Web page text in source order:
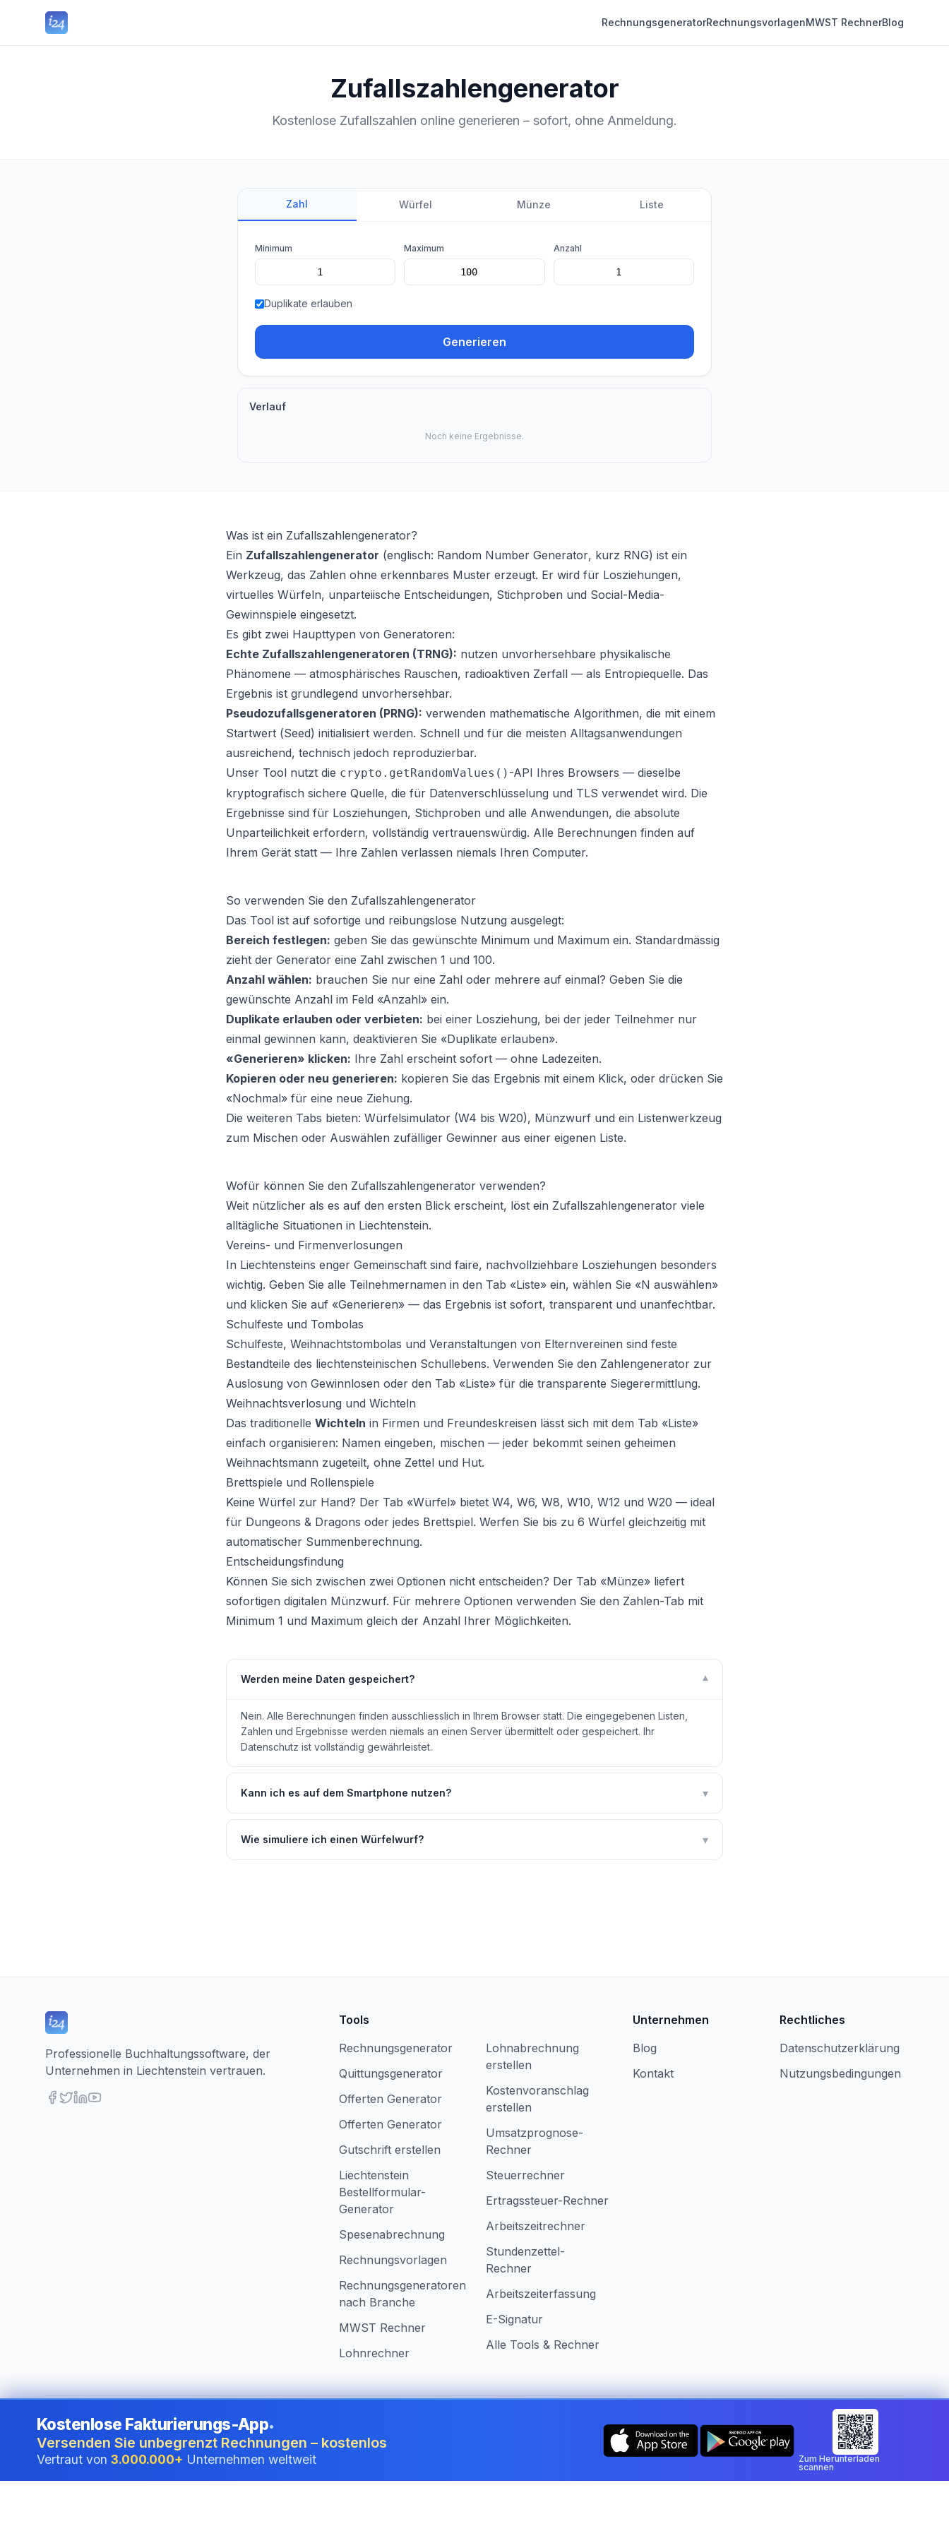
RechnungsgeneratorRechnungsvorlagenMWST RechnerBlog
Zufallszahlengenerator
Kostenlose Zufallszahlen online generieren – sofort, ohne Anmeldung.
Zahl Würfel Münze Liste
Minimum Maximum Anzahl
Duplikate erlauben
Generieren
Verlauf
Noch keine Ergebnisse.
Was ist ein Zufallszahlengenerator?
Ein Zufallszahlengenerator (englisch: Random Number Generator, kurz RNG) ist ein
Werkzeug, das Zahlen ohne erkennbares Muster erzeugt. Er wird für Losziehungen,
virtuelles Würfeln, unparteiische Entscheidungen, Stichproben und Social-Media-
Gewinnspiele eingesetzt.
Es gibt zwei Haupttypen von Generatoren:
Echte Zufallszahlengeneratoren (TRNG): nutzen unvorhersehbare physikalische
Phänomene — atmosphärisches Rauschen, radioaktiven Zerfall — als Entropiequelle. Das
Ergebnis ist grundlegend unvorhersehbar.
Pseudozufallsgeneratoren (PRNG): verwenden mathematische Algorithmen, die mit einem
Startwert (Seed) initialisiert werden. Schnell und für die meisten Alltagsanwendungen
ausreichend, technisch jedoch reproduzierbar.
Unser Tool nutzt die crypto.getRandomValues() -API Ihres Browsers — dieselbe
kryptografisch sichere Quelle, die für Datenverschlüsselung und TLS verwendet wird. Die
Ergebnisse sind für Losziehungen, Stichproben und alle Anwendungen, die absolute
Unparteilichkeit erfordern, vollständig vertrauenswürdig. Alle Berechnungen finden auf
Ihrem Gerät statt — Ihre Zahlen verlassen niemals Ihren Computer.
So verwenden Sie den Zufallszahlengenerator
Das Tool ist auf sofortige und reibungslose Nutzung ausgelegt:
Bereich festlegen: geben Sie das gewünschte Minimum und Maximum ein. Standardmässig
zieht der Generator eine Zahl zwischen 1 und 100.
Anzahl wählen: brauchen Sie nur eine Zahl oder mehrere auf einmal? Geben Sie die
gewünschte Anzahl im Feld «Anzahl» ein.
Duplikate erlauben oder verbieten: bei einer Losziehung, bei der jeder Teilnehmer nur
einmal gewinnen kann, deaktivieren Sie «Duplikate erlauben».
«Generieren» klicken: Ihre Zahl erscheint sofort — ohne Ladezeiten.
Kopieren oder neu generieren: kopieren Sie das Ergebnis mit einem Klick, oder drücken Sie
«Nochmal» für eine neue Ziehung.
Die weiteren Tabs bieten: Würfelsimulator (W4 bis W20), Münzwurf und ein Listenwerkzeug
zum Mischen oder Auswählen zufälliger Gewinner aus einer eigenen Liste.
Wofür können Sie den Zufallszahlengenerator verwenden?
Weit nützlicher als es auf den ersten Blick erscheint, löst ein Zufallszahlengenerator viele
alltägliche Situationen in Liechtenstein.
Vereins- und Firmenverlosungen
In Liechtensteins enger Gemeinschaft sind faire, nachvollziehbare Losziehungen besonders
wichtig. Geben Sie alle Teilnehmernamen in den Tab «Liste» ein, wählen Sie «N auswählen»
und klicken Sie auf «Generieren» — das Ergebnis ist sofort, transparent und unanfechtbar.
Schulfeste und Tombolas
Schulfeste, Weihnachtstombolas und Veranstaltungen von Elternvereinen sind feste
Bestandteile des liechtensteinischen Schullebens. Verwenden Sie den Zahlengenerator zur
Auslosung von Gewinnlosen oder den Tab «Liste» für die transparente Siegerermittlung.
Weihnachtsverlosung und Wichteln
Das traditionelle Wichteln in Firmen und Freundeskreisen lässt sich mit dem Tab «Liste»
einfach organisieren: Namen eingeben, mischen — jeder bekommt seinen geheimen
Weihnachtsmann zugeteilt, ohne Zettel und Hut.
Brettspiele und Rollenspiele
Keine Würfel zur Hand? Der Tab «Würfel» bietet W4, W6, W8, W10, W12 und W20 — ideal
für Dungeons & Dragons oder jedes Brettspiel. Werfen Sie bis zu 6 Würfel gleichzeitig mit
automatischer Summenberechnung.
Entscheidungsfindung
Können Sie sich zwischen zwei Optionen nicht entscheiden? Der Tab «Münze» liefert
sofortigen digitalen Münzwurf. Für mehrere Optionen verwenden Sie den Zahlen-Tab mit
Minimum 1 und Maximum gleich der Anzahl Ihrer Möglichkeiten.
Werden meine Daten gespeichert? ▾
Nein. Alle Berechnungen finden ausschliesslich in Ihrem Browser statt. Die eingegebenen Listen,
Zahlen und Ergebnisse werden niemals an einen Server übermittelt oder gespeichert. Ihr
Datenschutz ist vollständig gewährleistet.
Kann ich es auf dem Smartphone nutzen? ▾
Wie simuliere ich einen Würfelwurf? ▾
Professionelle Buchhaltungssoftware, der
Unternehmen in Liechtenstein vertrauen.
Tools
Rechnungsgenerator
Quittungsgenerator
Offerten Generator
Offerten Generator
Gutschrift erstellen
Liechtenstein
Bestellformular-
Generator
Spesenabrechnung
Rechnungsvorlagen
Rechnungsgeneratoren
nach Branche
MWST Rechner
Lohnrechner
Lohnabrechnung
erstellen
Kostenvoranschlag
erstellen
Umsatzprognose-
Rechner
Steuerrechner
Ertragssteuer-Rechner
Arbeitszeitrechner
Stundenzettel-
Rechner
Arbeitszeiterfassung
E-Signatur
Alle Tools & Rechner
Unternehmen
Blog
Kontakt
Rechtliches
Datenschutzerklärung
Nutzungsbedingungen
©2026i24 Limited. All rights reserved.• Für Unternehmen in Liechtenstein Land wechseln: Liechtenstein
Kostenlose Fakturierungs-App•
Versenden Sie unbegrenzt Rechnungen – kostenlos
Vertraut von 3.000.000+ Unternehmen weltweit
Zum Herunterladen
scannen